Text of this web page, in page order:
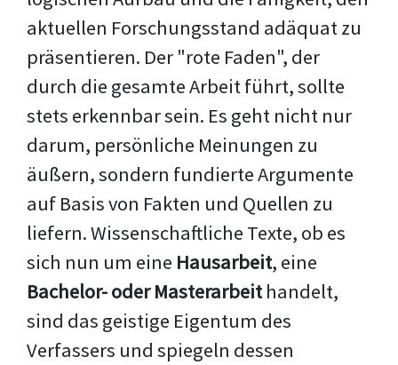
aktuellen Forschungsstand adäquat zu
präsentieren. Der "rote Faden", der
durch die gesamte Arbeit führt, sollte
stets erkennbar sein. Es geht nicht nur
darum, persönliche Meinungen zu
äußern, sondern fundierte Argumente
auf Basis von Fakten und Quellen zu
liefern. Wissenschaftliche Texte, ob es
sich nun um eine Hausarbeit, eine
Bachelor- oder Masterarbeithandelt,
sind das geistige Eigentum des
Verfassers und spiegeln dessen